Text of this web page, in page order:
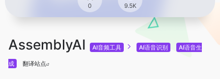
0 9.5K
AssemblyAI AI音频工具 AI语音识别 AI语音生
成 翻译站点